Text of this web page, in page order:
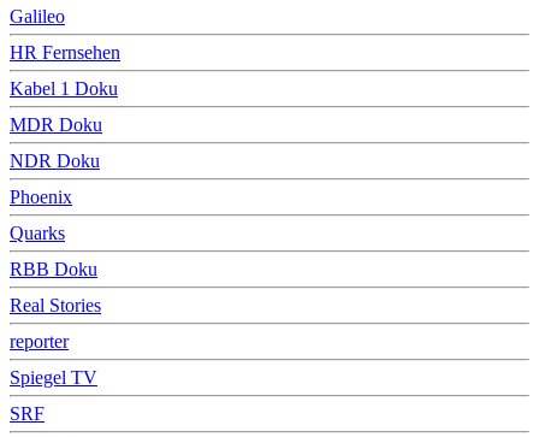
Galileo
HR Fernsehen
Kabel 1 Doku
MDR Doku
NDR Doku
Phoenix
Quarks
RBB Doku
Real Stories
reporter
Spiegel TV
SRF